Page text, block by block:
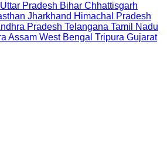
Uttar Pradesh Bihar Chhattisgarh
Jharkhand Himachal Pradesh
Pradesh Telangana Tamil Nadu
Assam West Bengal Tripura Gujarat